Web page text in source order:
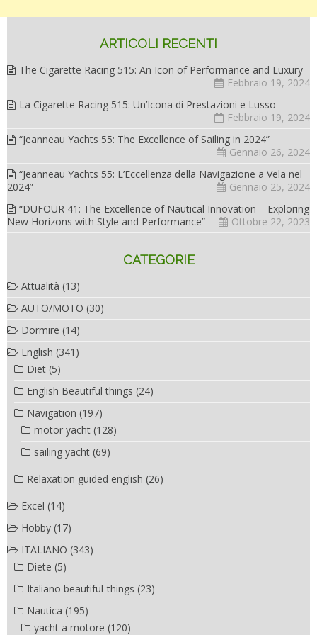
ARTICOLI RECENTI
The Cigarette Racing 515: An Icon of Performance and Luxury
Febbraio 19, 2024
La Cigarette Racing 515: Un’Icona di Prestazioni e Lusso
Febbraio 19, 2024
“Jeanneau Yachts 55: The Excellence of Sailing in 2024”
Gennaio 26, 2024
“Jeanneau Yachts 55: L’Eccellenza della Navigazione a Vela nel
2024”
Gennaio 25, 2024
“DUFOUR 41: The Excellence of Nautical Innovation – Exploring
New Horizons with Style and Performance”
Ottobre 22, 2023
CATEGORIE
Attualità (13)
AUTO/MOTO (30)
Dormire (14)
English (341)
Diet (5)
English Beautiful things (24)
Navigation (197)
motor yacht (128)
sailing yacht (69)
Relaxation guided english (26)
Excel (14)
Hobby (17)
ITALIANO (343)
Diete (5)
Italiano beautiful-things (23)
Nautica (195)
yacht a motore (120)